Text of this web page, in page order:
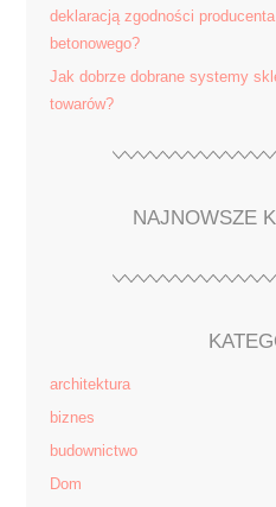
deklaracją zgodności
betonowego?
Jak dobrze dobrane systemy
towarów?
NAJNOWSZE
architektura
biznes
budownictwo
Dom